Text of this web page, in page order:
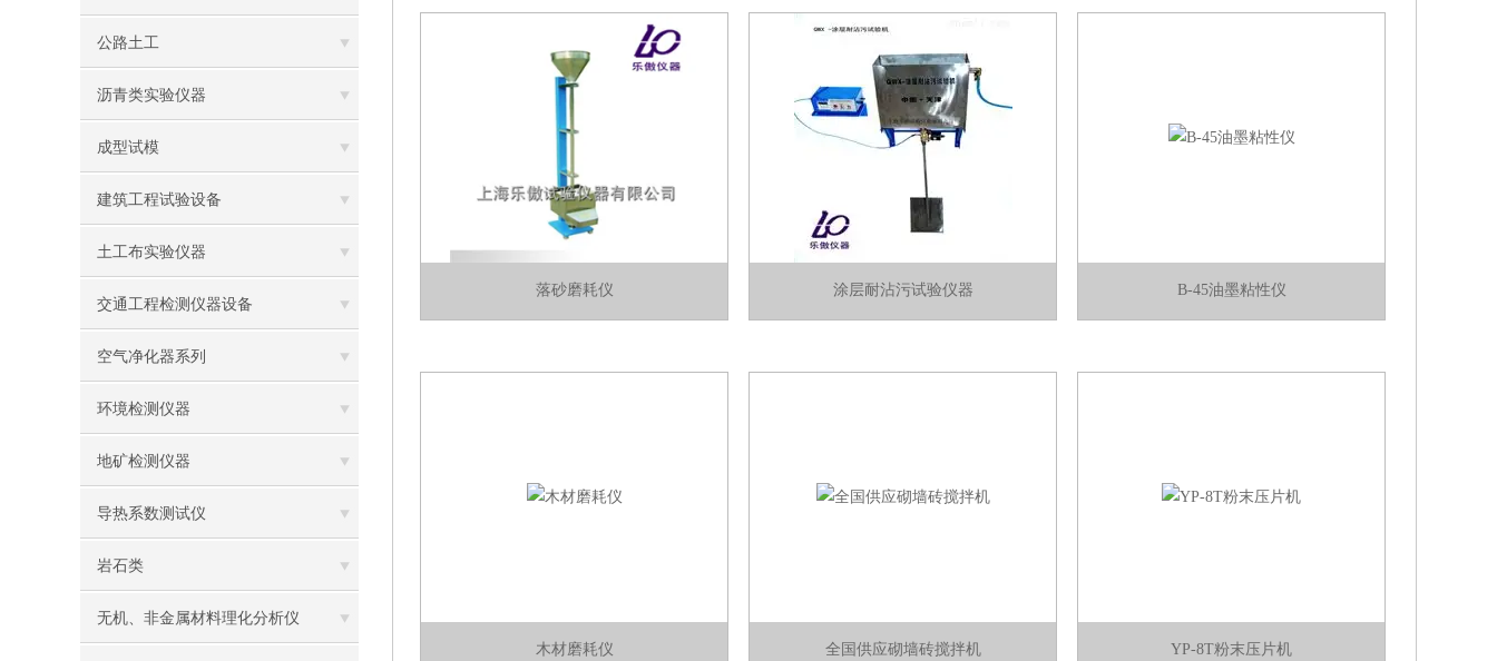
公路土工
沥青类实验仪器
成型试模
建筑工程试验设备
土工布实验仪器
交通工程检测仪器设备
空气净化器系列
环境检测仪器
地矿检测仪器
导热系数测试仪
岩石类
无机、非金属材料理化分析仪
落砂磨耗仪 涂层耐沾污试验仪器 B-45油墨粘性仪
木材磨耗仪 全国供应砌墙砖搅拌机 YP-8T粉末压片机